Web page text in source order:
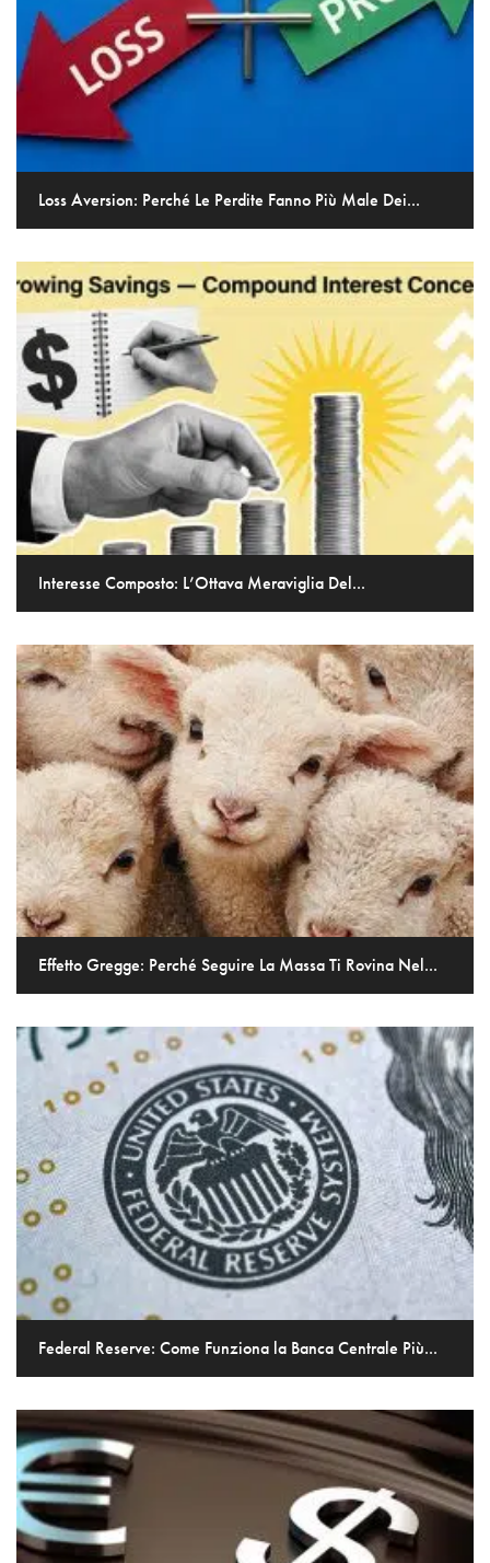
Loss Aversion: Perché Le Perdite Fanno Più Male Dei...
Interesse Composto: L’Ottava Meraviglia Del...
Effetto Gregge: Perché Seguire La Massa Ti Rovina Nel...
Federal Reserve: Come Funziona la Banca Centrale Più...